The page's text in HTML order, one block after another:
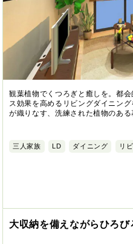
観葉植物でくつろぎと癒しを。都
ス効果を高めるリビングダイニン
が織りなす、洗練された植物のある
三人家族 LD ダイニング リ
大収納を備えながらひろ